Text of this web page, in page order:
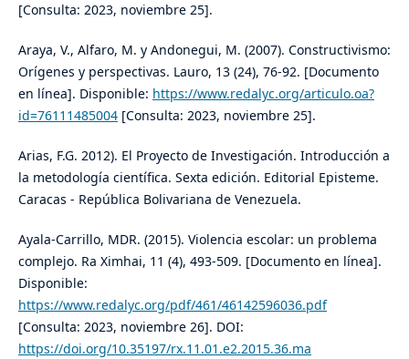
[Consulta: 2023, noviembre 25].
Araya, V., Alfaro, M. y Andonegui, M. (2007). Constructivismo:
Orígenes y perspectivas. Lauro, 13 (24), 76-92. [Documento
en línea]. Disponible: https://www.redalyc.org/articulo.oa?
id=76111485004[Consulta: 2023, noviembre 25].
Arias, F.G. 2012). El Proyecto de Investigación. Introducción a
la metodología científica. Sexta edición. Editorial Episteme.
Caracas - República Bolivariana de Venezuela.
Ayala-Carrillo, MDR. (2015). Violencia escolar: un problema
complejo. Ra Ximhai, 11 (4), 493-509. [Documento en línea].
Disponible:
https://www.redalyc.org/pdf/461/46142596036.pdf
[Consulta: 2023, noviembre 26]. DOI:
https://doi.org/10.35197/rx.11.01.e2.2015.36.ma